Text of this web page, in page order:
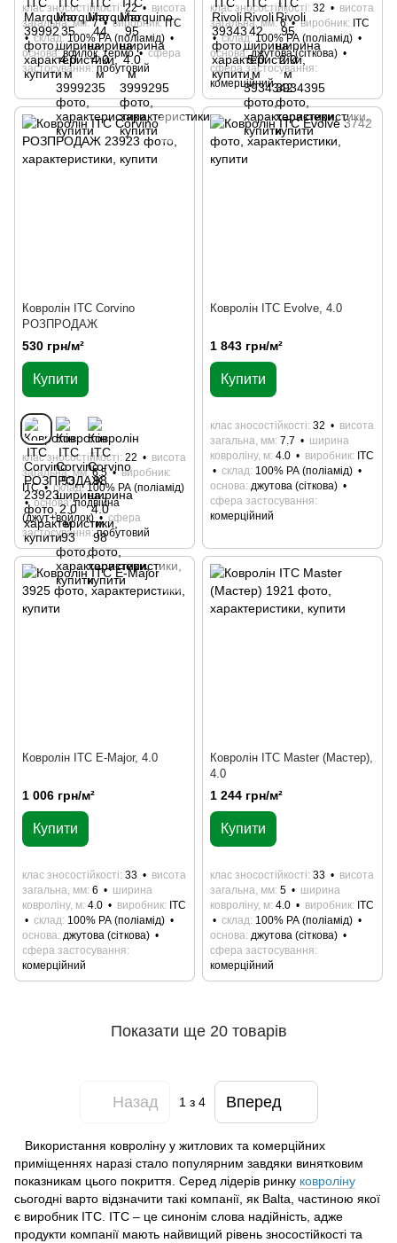
клас зносостійкості 22
висота
загальна, мм 7 виробник ITC
склад 100% РА (поліамід)
основа войлок, термо
сфера
застосування побутовий
клас зносостійкості 32
висота
загальна, мм 6 виробник
ITC
склад 100% РА (поліамід)
основа джутова (сіткова)
сфера застосування
комерційний
Ковролін ITC Corvino
РОЗПРОДАЖ
530 грн/м²
Купити
клас зносостійкості 22
висота
загальна, мм 6.5
виробник
ITC
склад 100% РА (поліамід)
основа подвійна
(джут+войлок)
сфера
застосування побутовий
Ковролін ITC Evolve, 4.0
1 843 грн/м²
Купити
клас зносостійкості 32
висота
загальна, мм 7.7
ширина
ковроліну, м 4.0 виробник
ITC
склад 100% РА (поліамід)
основа джутова (сіткова)
сфера застосування
комерційний
Ковролін ITC E-Major, 4.0
1 006 грн/м²
Купити
клас зносостійкості 33
висота
загальна, мм 6
ширина
ковроліну, м 4.0 виробник
ITC
склад 100% РА (поліамід)
основа джутова (сіткова)
сфера застосування
комерційний
Ковролін ITC Master (Мастер),
4.0
1 244 грн/м²
Купити
клас зносостійкості 33
висота
загальна, мм 5
ширина
ковроліну, м 4.0 виробник
ITC
склад 100% РА (поліамід)
основа джутова (сіткова)
сфера застосування
комерційний
Показати ще 20 товарів
Назад 1з 4 Вперед
Використання ковроліну у житлових та комерційних
приміщеннях наразі стало популярним завдяки винятковим
показникам цього покриття. Серед лідерів ринку ковроліну
сьогодні варто відзначити такі компанії, як Balta, частиною якої
є виробник ITC. ITC – це синонім слова надійність, адже
продукти компанії мають найвищий рівень зносостійкості та